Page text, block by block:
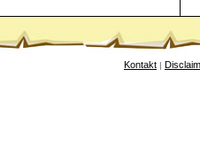
Kontakt |